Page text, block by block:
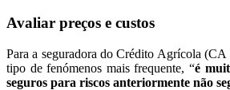
Avaliar preços e custos
Para a seguradora do Crédito Agrícola (CA
tipo de fenómenos mais frequente, “é
seguros para riscos anteriormente não